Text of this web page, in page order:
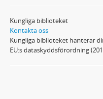
Kungliga biblioteket
Kontakta oss
Kungliga biblioteket hanterar
EU:s dataskyddsförordning